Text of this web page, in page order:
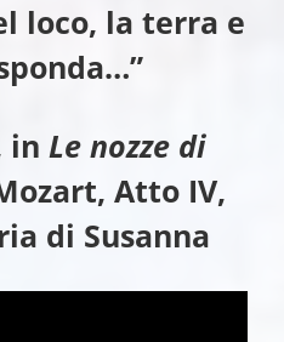
loco, la terra e
in Le nozze di
Atto IV,
di Susanna